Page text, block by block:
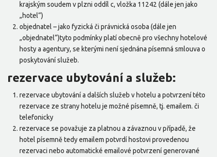
krajským soudem v plzni oddíl c, vložka 11242 (dále jen jako
„hotel“)
objednatel – jako fyzická či právnická osoba (dále jen
„objednatel“)tyto podmínky platí obecně pro všechny hotelové
hosty a agentury, se kterými není sjednána písemná smlouva o
poskytování služeb.
rezervace ubytování a služeb:
rezervace ubytování a dalších služeb v hotelu a potvrzení této
rezervace ze strany hotelu je možné písemně, tj. emailem. či
telefonicky
rezervace se považuje za platnou a závaznou v případě, že
hotel písemně tedy emailem potvrdí hostovi provedenou
rezervaci nebo automatické emailové potvrzení generované